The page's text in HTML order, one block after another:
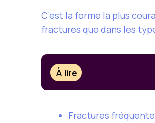
C’est la forme la plus
fractures que dans les
À lire
Fractures